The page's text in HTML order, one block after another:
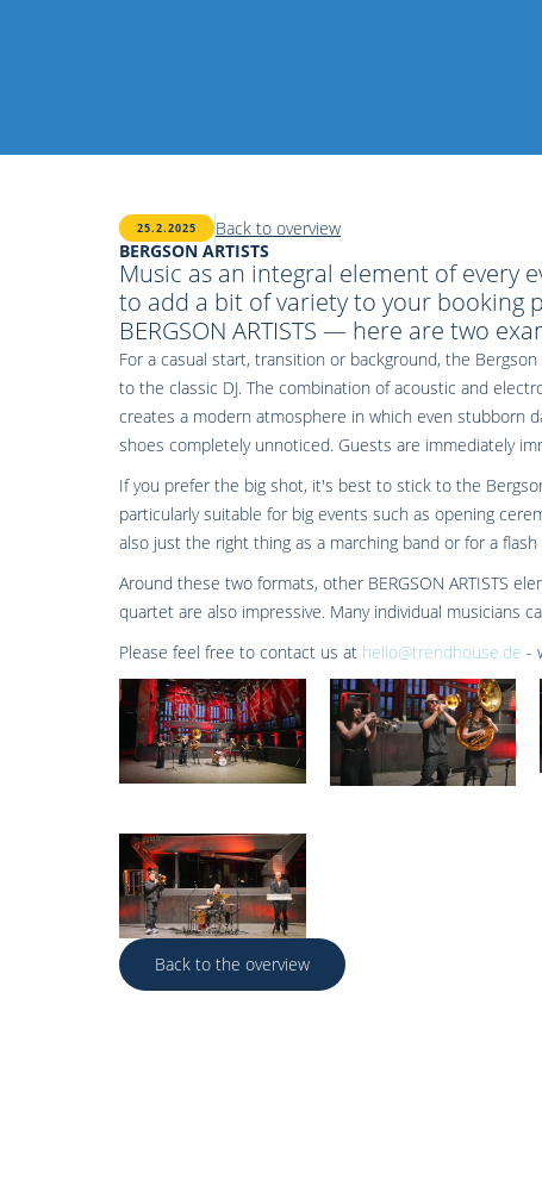
25.2.2025
Back to overview
BERGSON ARTISTS
Music as an integral element of every
to add a bit of variety to your booking
BERGSON ARTISTS — here are two
For a casual start, transition or background, the
to the classic DJ. The combination of acoustic and
creates a modern atmosphere in which even stubborn
shoes completely unnoticed. Guests are immediately
If you prefer the big shot, it's best to stick to the
particularly suitable for big events such as opening
also just the right thing as a marching band or for a flash
Around these two formats, other BERGSON ARTISTS
quartet are also impressive. Many individual musicians
Please feel free to contact us at hello@trendhouse.de -
Back to the overview